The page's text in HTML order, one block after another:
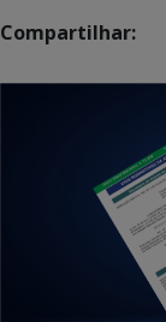
Compartilhar: